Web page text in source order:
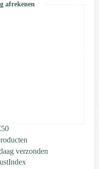
afrekenen
verzonden